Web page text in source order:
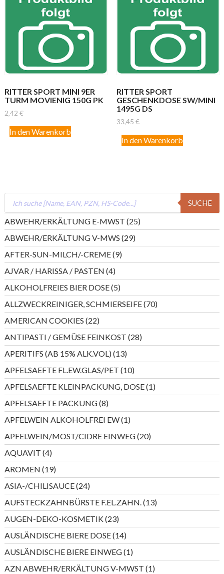
RITTER SPORT MINI 9ER
TURM MOVIENIG 150G PK
2,42 €
In den Warenkorb
RITTER SPORT
GESCHENKDOSE SW/MINI
1495G DS
33,45 €
In den Warenkorb
Products
search
SUCHE
ABWEHR/ERKÄLTUNG E-MWST 2525
Produkte
ABWEHR/ERKÄLTUNG V-MWS 2929
Produkte
AFTER-SUN-MILCH/-CREME 99
Produkte
AJVAR / HARISSA / PASTEN 44
Produkte
ALKOHOLFREIES BIER DOSE 55
Produkte
ALLZWECKREINIGER, SCHMIERSEIFE 7070
Produkte
AMERICAN COOKIES 2222
Produkte
ANTIPASTI / GEMÜSE FEINKOST 2828
Produkte
APERITIFS (AB 15% ALK.VOL) 1313
Produkte
APFELSAEFTE FL.EW.GLAS/PET 1010
Produkte
APFELSAEFTE KLEINPACKUNG, DOSE 11
Produkt
APFELSAEFTE PACKUNG 88
Produkte
APFELWEIN ALKOHOLFREI EW 11
Produkt
APFELWEIN/MOST/CIDRE EINWEG 2020
Produkte
AQUAVIT 44
Produkte
AROMEN 1919
Produkte
ASIA-/CHILISAUCE 2424
Produkte
AUFSTECKZAHNBÜRSTE F.EL.ZAHN. 1313
Produkte
AUGEN-DEKO-KOSMETIK 2323
Produkte
AUSLÄNDISCHE BIERE DOSE 1414
Produkte
AUSLÄNDISCHE BIERE EINWEG 11
Produkt
AZN ABWEHR/ERKÄLTUNG V-MWST 11